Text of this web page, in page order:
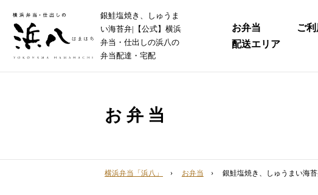
銀鮭塩焼き、しゅうま
い海苔弁|【公式】横浜
弁当・仕出しの浜八の
弁当配達・宅配
お弁当 ご
配送エリア
お弁当
横浜弁当「浜八」 お弁当 銀鮭塩焼き、しゅうまい海